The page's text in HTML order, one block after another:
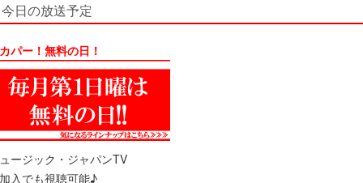
今日の放送予定
パー！無料の日！
ージック・ジャパンTV
入でも視聴可能♪